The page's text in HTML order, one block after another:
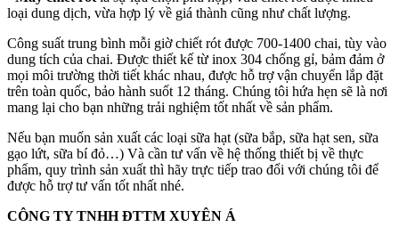
loại dung dịch, vừa hợp lý về giá thành cũng như chất lượng.
Công suất trung bình mỗi giờ chiết rót được 700-1400 chai, tùy vào
dung tích của chai. Được thiết kế từ inox 304 chống gỉ, bảm đảm ở
mọi môi trường thời tiết khác nhau, được hỗ trợ vận chuyển lắp đặt
trên toàn quốc, bảo hành suốt 12 tháng. Chúng tôi hứa hẹn sẽ là nơi
mang lại cho bạn những trải nghiệm tốt nhất về sản phẩm.
Nếu bạn muốn sản xuất các loại sữa hạt (sữa bắp, sữa hạt sen, sữa
gạo lứt, sữa bí đỏ…) Và cần tư vấn về hệ thống thiết bị về thực
phẩm, quy trình sản xuất thì hãy trực tiếp trao đổi với chúng tôi để
được hỗ trợ tư vấn tốt nhất nhé.
CÔNG TY TNHH ĐTTM XUYÊN Á